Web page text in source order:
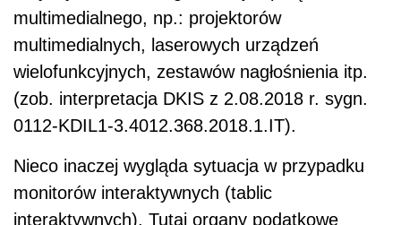
multimedialnego, np.: projektorów
multimedialnych, laserowych urządzeń
wielofunkcyjnych, zestawów nagłośnienia itp.
(zob. interpretacja DKIS z 2.08.2018 r. sygn.
0112-KDIL1-3.4012.368.2018.1.IT).
Nieco inaczej wygląda sytuacja w przypadku
monitorów interaktywnych (tablic
interaktywnych). Tutaj organy podatkowe